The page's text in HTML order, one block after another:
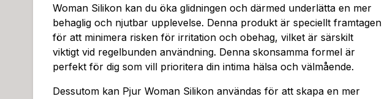
Woman Silikon kan du öka glidningen och därmed underlätta en mer
behaglig och njutbar upplevelse. Denna produkt är speciellt framtagen
för att minimera risken för irritation och obehag, vilket är särskilt
viktigt vid regelbunden användning. Denna skonsamma formel är
perfekt för dig som vill prioritera din intima hälsa och välmående.
Dessutom kan Pjur Woman Silikon användas för att skapa en mer